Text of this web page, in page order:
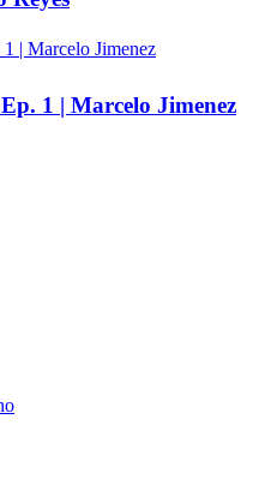
1 | Marcelo Jimenez